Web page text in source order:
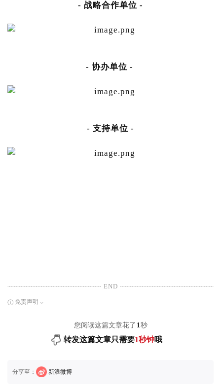
- 战略合作单位 -
- 协办单位 -
- 支持单位 -
END
免责声明
您阅读这篇文章花了 1秒
转发这篇文章只需要1秒钟哦
分享至： 新浪微博